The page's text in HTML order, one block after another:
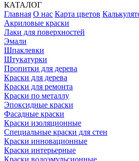
КАТАЛОГ
Главная О нас Карта цветов
Акриловые краски
Лаки для поверхностей
Эмали
Шпаклевки
Штукатурки
Пропитки для дерева
Краски для дерева
Краски для ремонта
Краски по металлу
Эпоксидные краски
Фасадные краски
Краски изоляционные
Специальные краски для стен
Краски инновационные
Краски интерьерные
Краски водоэмульсионные